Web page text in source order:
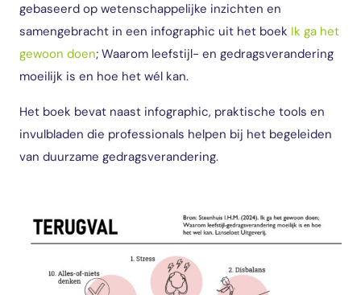
gebaseerd op wetenschappelijke inzichten en
samengebracht in een infographic uit het boek Ik ga het
gewoon doen; Waarom leefstijl- en gedragsverandering
moeilijk is en hoe het wél kan.
Het boek bevat naast infographic, praktische tools en
invulbladen die professionals helpen bij het begeleiden
van duurzame gedragsverandering.